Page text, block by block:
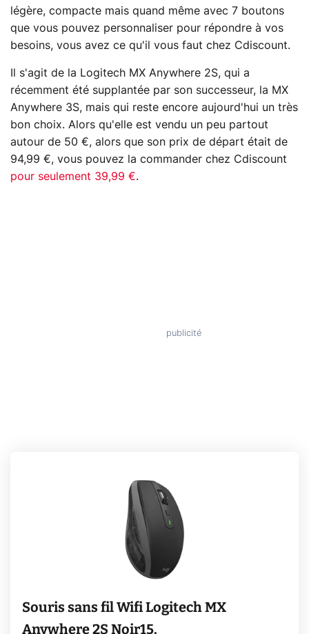
légère, compacte mais quand même avec 7 boutons
que vous pouvez personnaliser pour répondre à vos
besoins, vous avez ce qu'il vous faut chez Cdiscount.
Il s'agit de la Logitech MX Anywhere 2S, qui a
récemment été supplantée par son successeur, la MX
Anywhere 3S, mais qui reste encore aujourd'hui un très
bon choix. Alors qu'elle est vendu un peu partout
autour de 50 €, alors que son prix de départ était de
94,99 €, vous pouvez la commander chez Cdiscount
pour seulement 39,99 €.
Souris sans fil Wifi Logitech MX
Anywhere 2S Noir15.